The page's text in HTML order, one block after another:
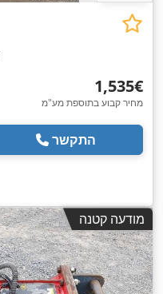
‏1,535 ‏€
מחיר קבוע בתוספת מע"מ
התקשר
מודעה קטנה